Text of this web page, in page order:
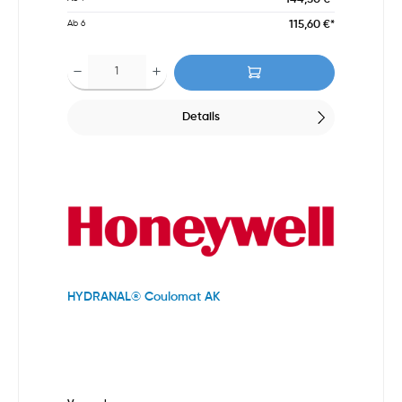
Ab 6 115,60 €*
Details
HYDRANAL® Coulomat AK